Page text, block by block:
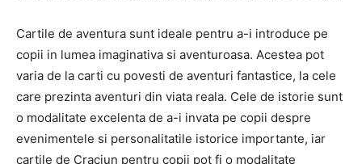
Cartile de aventura sunt ideale pentru a-i introduce pe
copii in lumea imaginativa si aventuroasa. Acestea pot
varia de la carti cu povesti de aventuri fantastice, la cele
care prezinta aventuri din viata reala. Cele de istorie sunt
o modalitate excelenta de a-i invata pe copii despre
evenimentele si personalitatile istorice importante, iar
cartile de Craciun pentru copii pot fi o modalitate